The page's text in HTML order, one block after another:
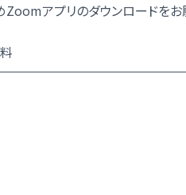
Zoomアプリのダウンロードをお